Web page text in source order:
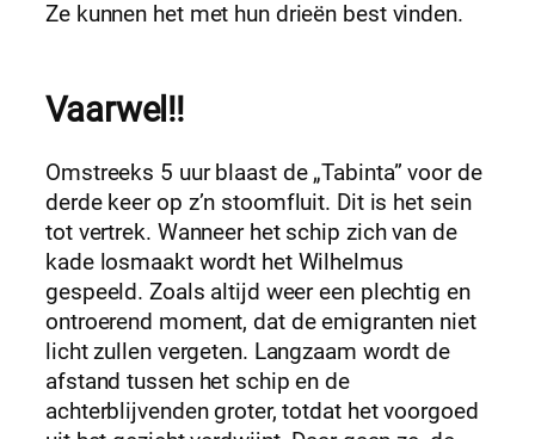
Ze kunnen het met hun drieën best vinden.
Vaarwel!!
Omstreeks 5 uur blaast de „Tabinta” voor de
derde keer op z’n stoomfluit. Dit is het sein
tot vertrek. Wanneer het schip zich van de
kade losmaakt wordt het Wilhelmus
gespeeld. Zoals altijd weer een plechtig en
ontroerend moment, dat de emigranten niet
licht zullen vergeten. Langzaam wordt de
afstand tussen het schip en de
achterblijvenden groter, totdat het voorgoed